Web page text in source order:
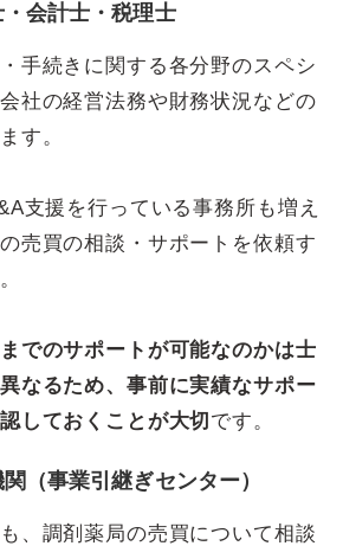
会計士・税理士
手続きに関する各分野のスペシ
社の経営法務や財務状況などの
す。
支援を行っている事務所も増え
売買の相談・サポートを依頼す
でのサポートが可能なのかは士
なるため、事前に実績なサポー
しておくことが大切 です。
（事業引継ぎセンター）
、調剤薬局の売買について相談